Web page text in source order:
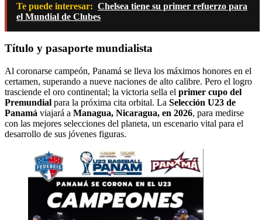
Te puede interesar: Chelsea tiene su primer refuerzo para
el Mundial de Clubes
Título y pasaporte mundialista
Al coronarse campeón, Panamá se lleva los máximos honores en el
certamen, superando a nueve naciones de alto calibre. Pero el logro
trasciende el oro continental; la victoria sella el primer cupo del
Premundial para la próxima cita orbital. La Selección U23 de
Panamá viajará a Managua, Nicaragua, en 2026, para medirse
con las mejores selecciones del planeta, un escenario vital para el
desarrollo de sus jóvenes figuras.